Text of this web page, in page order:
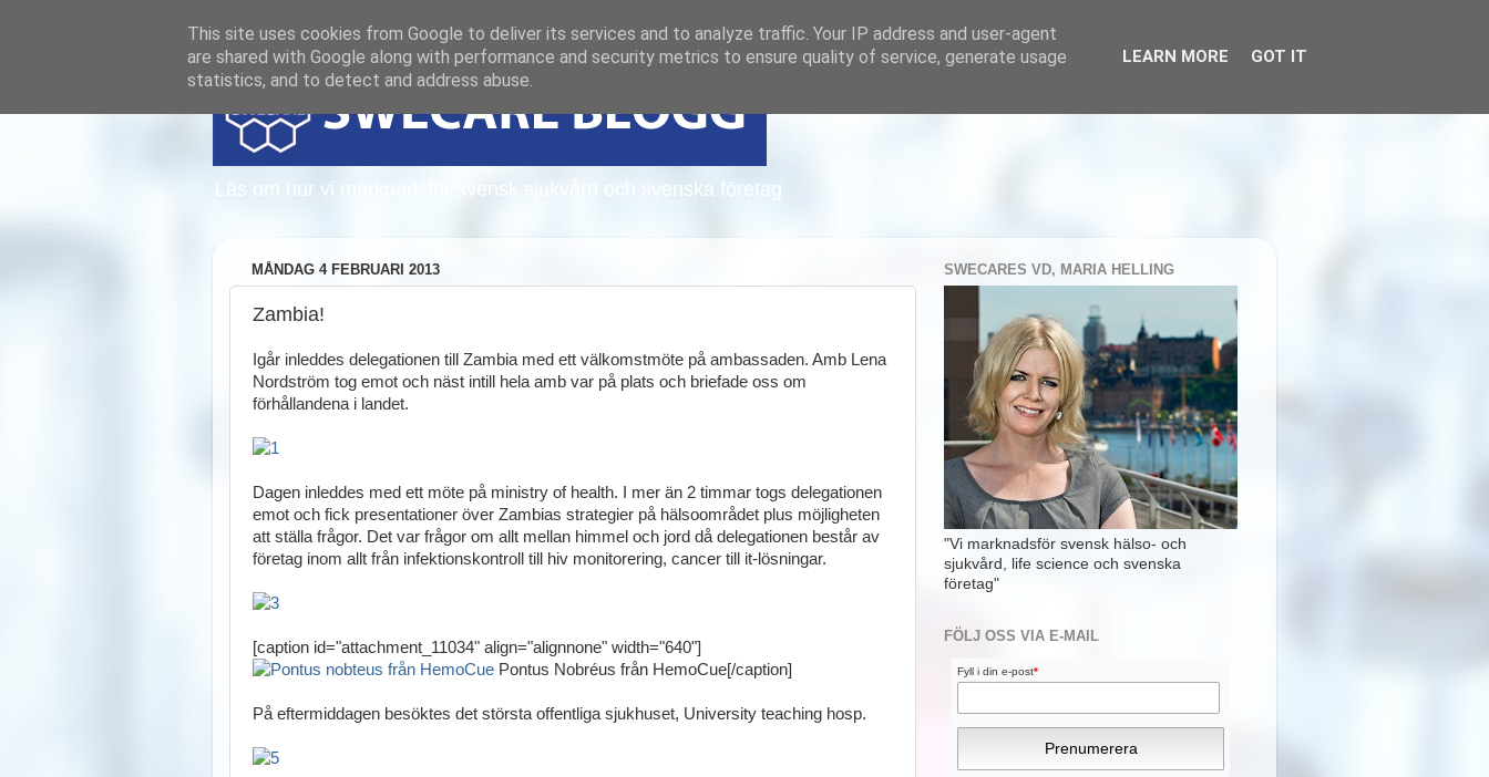
Läs om hur vi marknadsför svensk sjukvård och svenska företag
MÅNDAG 4 FEBRUARI 2013
Zambia!
Igår inleddes delegationen till Zambia med ett välkomstmöte på ambassaden. Amb Lena
Nordström tog emot och näst intill hela amb var på plats och briefade oss om
förhållandena i landet.
Dagen inleddes med ett möte på ministry of health. I mer än 2 timmar togs delegationen
emot och fick presentationer över Zambias strategier på hälsoområdet plus möjligheten
att ställa frågor. Det var frågor om allt mellan himmel och jord då delegationen består av
företag inom allt från infektionskontroll till hiv monitorering, cancer till it-lösningar.
[caption id="attachment_11034" align="alignnone" width="640"]
Pontus Nobréus från HemoCue[/caption]
På eftermiddagen besöktes det största offentliga sjukhuset, University teaching hosp.
SWECARES VD, MARIA HELLING
"Vi marknadsför svensk hälso- och
sjukvård, life science och svenska
företag"
FÖLJ OSS VIA E-MAIL
Fyll i din e-post*
This site uses cookies from Google to deliver its services and to analyze traffic. Your IP address and user-agent
are shared with Google along with performance and security metrics to ensure quality of service, generate usage
statistics, and to detect and address abuse.
LEARN MORE GOT IT